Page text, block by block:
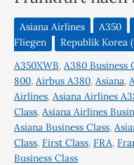
Asiana Airlines A350
Fliegen
Republik Korea
A350XWB, A380 Business
800, Airbus A380, Asiana,
Airlines, Asiana Airlines
Class, Asiana Airlines
Asiana Business Class,
Class, First Class, FRA,
Business Class